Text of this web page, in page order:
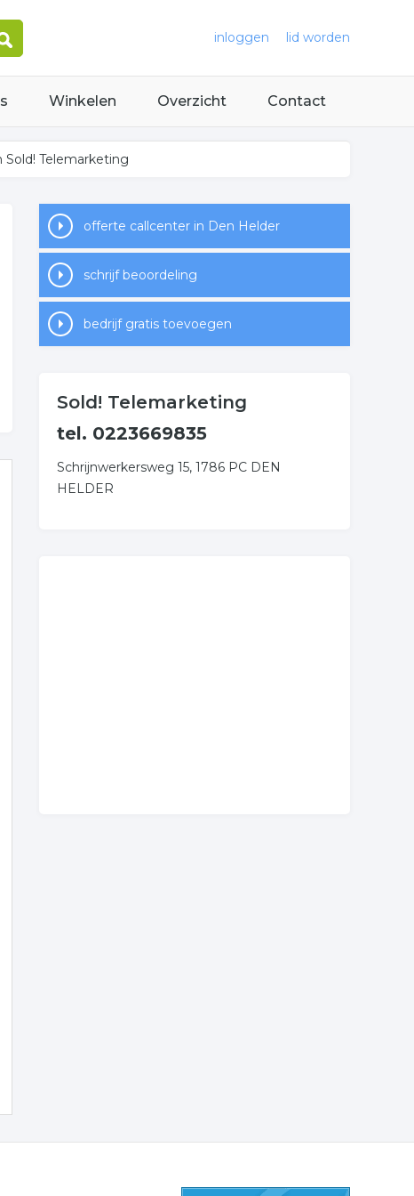
inloggen lid worden
Winkelen Overzicht Contact
Sold! Telemarketing
offerte callcenter in Den Helder
schrijf beoordeling
bedrijf gratis toevoegen
Sold! Telemarketing
tel. 0223669835
Schrijnwerkersweg 15, 1786 PC DEN
HELDER